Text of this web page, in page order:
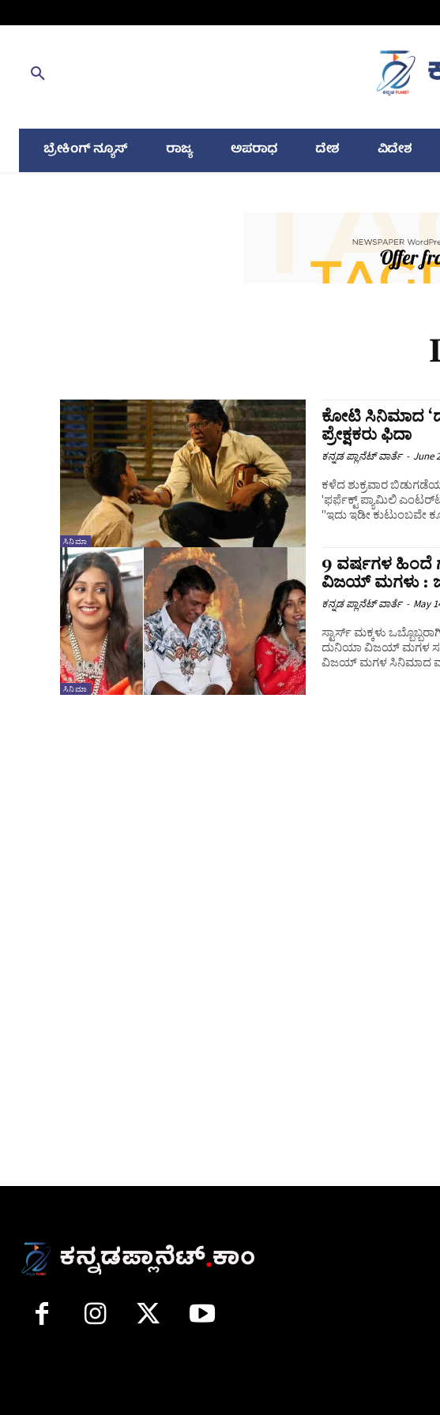
ಬ್ರೇಕಿಂಗ್ ನ್ಯೂಸ್ ರಾಜ್ಯ ಅಪರಾಧ ದೇಶ ವಿದೇಶ
ಸಿನಿಮಾ
ಕೋಟಿ ಸಿನಿಮಾದ
ಪ್ರೇಕ್ಷಕರು ಫಿದಾ
ಕನ್ನಡ ಪ್ಲಾನೆಟ್ ವಾರ್ತೆ - June
ಕಳೆದ ಶುಕ್ರವಾರ
'ಫರ್ಪ಼ೆಕ್ಟ್ ಪ್ಯಾಮಿಲಿ
"ಇದು ಇಡೀ ಕುಟುಂಬವೇ
ಸಿನಿಮಾ
9 ವರ್ಷಗಳ ಹಿಂದೆ
ವಿಜಯ್ ಮಗಳು :
ಕನ್ನಡ ಪ್ಲಾನೆಟ್ ವಾರ್ತೆ - May
ಸ್ಟಾರ್ಸ್ ಮಕ್ಕಳು
ದುನಿಯಾ ವಿಜಯ್ ಮಗಳ
ವಿಜಯ್ ಮಗಳ ಸಿನಿಮಾದ